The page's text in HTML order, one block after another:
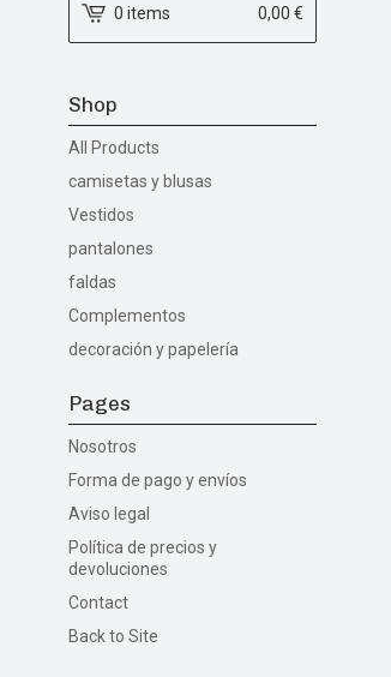
0 items 0,00 €
Shop
All Products
camisetas y blusas
Vestidos
pantalones
faldas
Complementos
decoración y papelería
Pages
Nosotros
Forma de pago y envíos
Aviso legal
Política de precios y
devoluciones
Contact
Back to Site